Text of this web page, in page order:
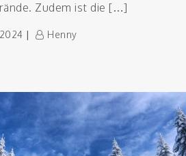
Zudem ist die […]
Henny